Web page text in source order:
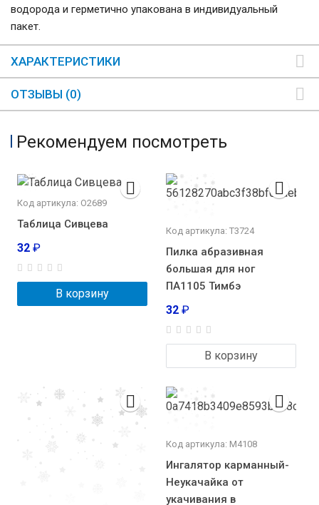
водорода и герметично упакована в индивидуальный
пакет.
ХАРАКТЕРИСТИКИ
ОТЗЫВЫ (0)
Рекомендуем посмотреть
Код артикула: О2689
Таблица Сивцева
32 ₽
В корзину
Код артикула: Т3724
Пилка абразивная
большая для ног
ПА1105 Тимбэ
32 ₽
В корзину
Код артикула: М4108
Ингалятор карманный-
Неукачайка от
укачивания в